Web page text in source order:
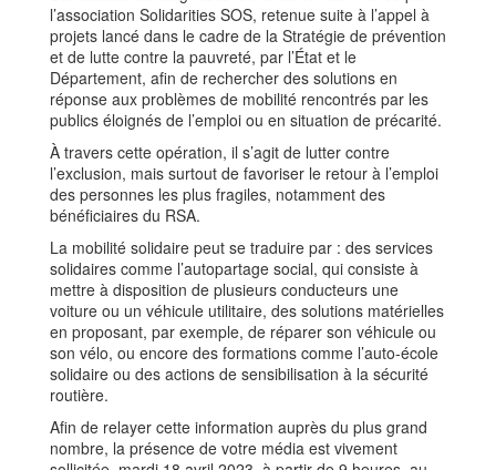
l’association Solidarities SOS, retenue suite à l’appel à
projets lancé dans le cadre de la Stratégie de prévention
et de lutte contre la pauvreté, par l’État et le
Département, afin de rechercher des solutions en
réponse aux problèmes de mobilité rencontrés par les
publics éloignés de l’emploi ou en situation de précarité.
À travers cette opération, il s’agit de lutter contre
l’exclusion, mais surtout de favoriser le retour à l’emploi
des personnes les plus fragiles, notamment des
bénéficiaires du RSA.
La mobilité solidaire peut se traduire par : des services
solidaires comme l’autopartage social, qui consiste à
mettre à disposition de plusieurs conducteurs une
voiture ou un véhicule utilitaire, des solutions matérielles
en proposant, par exemple, de réparer son véhicule ou
son vélo, ou encore des formations comme l’auto-école
solidaire ou des actions de sensibilisation à la sécurité
routière.
Afin de relayer cette information auprès du plus grand
nombre, la présence de votre média est vivement